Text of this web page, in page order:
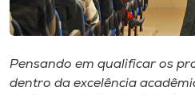
Rádio
Museu
Pensando em qualificar os
dentro da excelência